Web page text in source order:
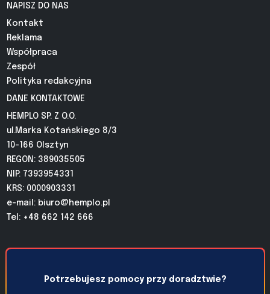
NAPISZ DO NAS
Kontakt
Reklama
Współpraca
Zespół
Polityka redakcyjna
DANE KONTAKTOWE
HEMPLO SP. Z O.O.
ul.Marka Kotańskiego 8/3
10-166 Olsztyn
REGON: 389035505
NIP: 7393954331
KRS: 0000903331
e-mail: biuro@hemplo.pl
Tel: +48 662 142 666
Potrzebujesz pomocy przy doradztwie?